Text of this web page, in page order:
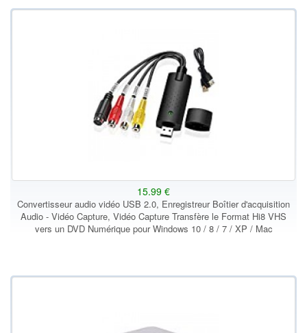
15.99 €
Convertisseur audio vidéo USB 2.0, Enregistreur Boîtier d'acquisition
Audio - Vidéo Capture, Vidéo Capture Transfère le Format Hi8 VHS
vers un DVD Numérique pour Windows 10 / 8 / 7 / XP / Mac